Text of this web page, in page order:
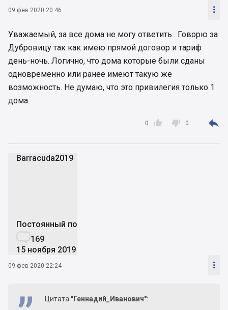
09 фев 2020 20:46 
Уважаемый, за все дома не могу ответить . Говорю за
Дубровицу так как имею прямой договор и тариф
день-ночь. Логично, что дома которые были сданы
одновременно или ранее имеют такую же
возможность. Не думаю, что это привилегия только 1
дома.

0  0 
Barracuda2019
Постоянный пользователь
169
15 ноября 2019
09 фев 2020 22:24 
Цитата "Геннадий_Иванович":